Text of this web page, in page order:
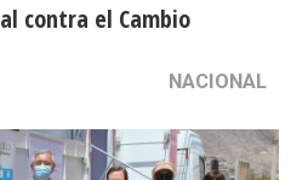
contra el Cambio
NACIONAL